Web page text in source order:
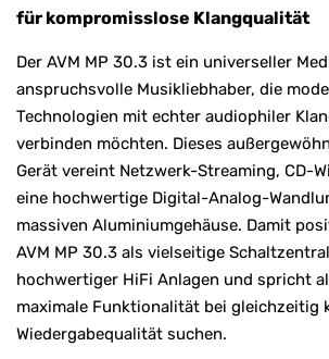
für kompromisslose Klangqualität
Der AVM MP 30.3 ist ein universeller
anspruchsvolle Musikliebhaber, die
Technologien mit echter audiophiler
verbinden möchten. Dieses
Gerät vereint Netzwerk-Streaming, CD-
eine hochwertige Digital-Analog-
massiven Aluminiumgehäuse. Damit
AVM MP 30.3 als vielseitige
hochwertiger HiFi Anlagen und spricht
maximale Funktionalität bei gleichzeitig
Wiedergabequalität suchen.